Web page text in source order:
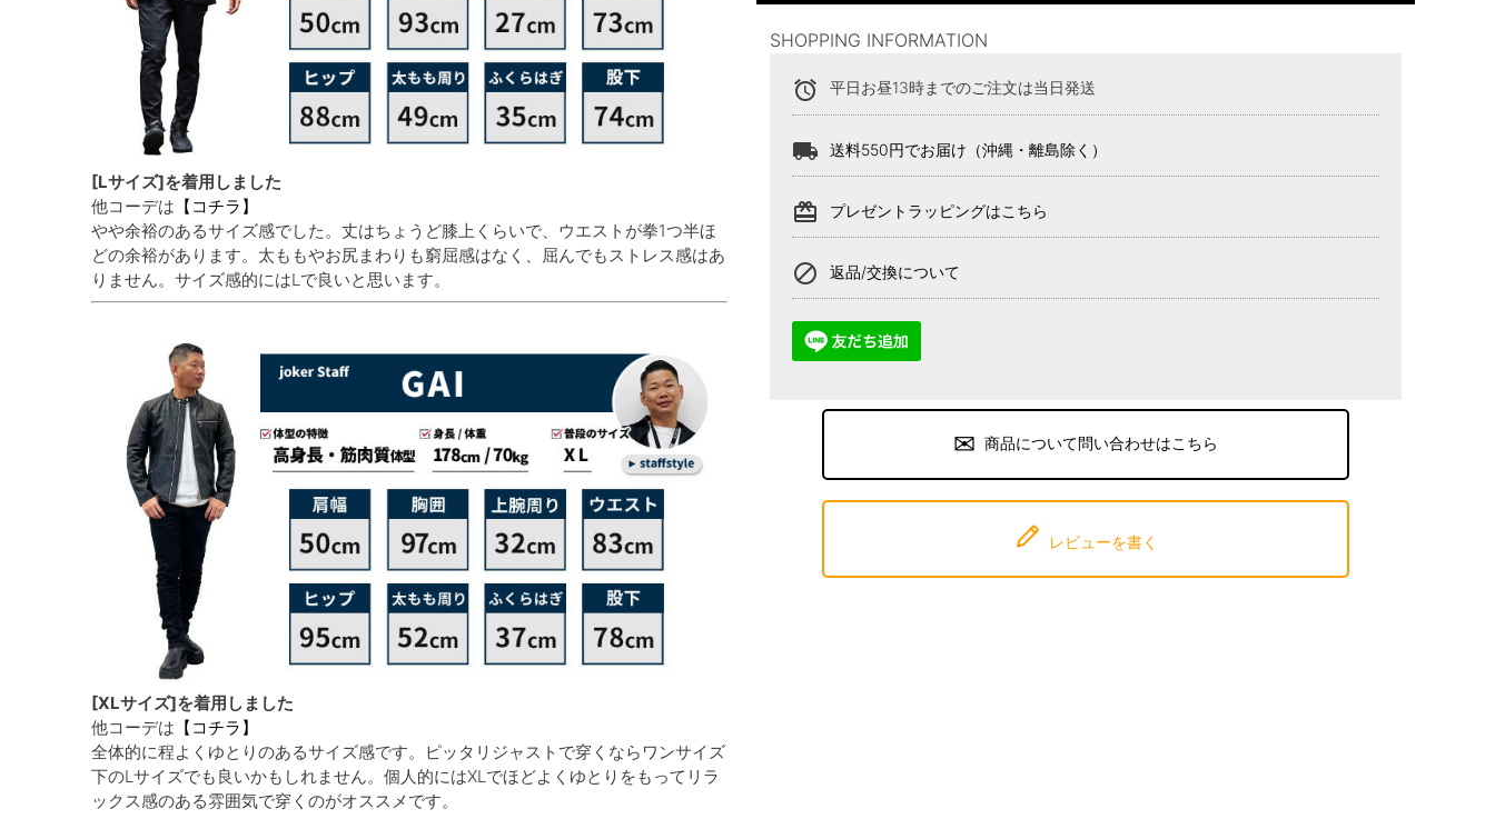
[Lサイズ]を着用しました
他コーデは 【コチラ】
やや余裕のあるサイズ感でした。丈はちょうど膝上くらいで、ウエストが拳1つ半ほ
どの余裕があります。太ももやお尻まわりも窮屈感はなく、屈んでもストレス感はあ
りません。サイズ感的にはLで良いと思います。
[XLサイズ]を着用しました
他コーデは 【コチラ】
全体的に程よくゆとりのあるサイズ感です。ピッタリジャストで穿くならワンサイズ
下のLサイズでも良いかもしれません。個人的にはXLでほどよくゆとりをもってリラ
ックス感のある雰囲気で穿くのがオススメです。
SHOPPING INFORMATION
alarm 平日お昼13時までのご注文は当日発送
local_shipping 送料550円でお届け（沖縄・離島除く）
card_giftcard プレゼントラッピングはこちら
block 返品/交換について
商品について問い合わせはこちら
レビューを書く